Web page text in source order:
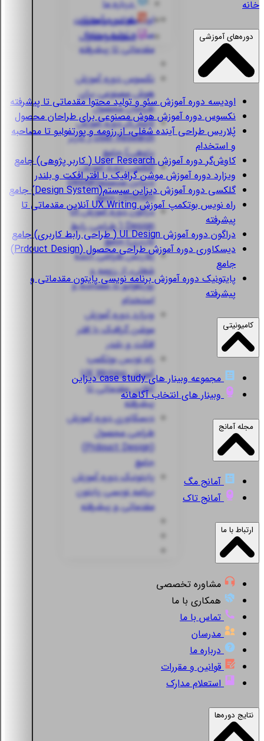
اودیسهدوره آموزش
سئو و تولید محتوا
مقدماتی تا پیشرفته
نکسوسدوره آموزش
هوش مصنوعی برای
طراحان محصول
کاوش‌گردوره آموزش
User Research ( کاربر
پژوهی) جامع
گلکسیدوره آموزش
دیزاین سیستم(Design
System) جامع
دراگون
دوره آموزش UI
Design ( طراحی رابط
کاربری) جامع
پُلاریسطراحی آینده
شغلی، از رزومه و
پورتفولیو تا مصاحبه و
استخدام
ویزارددوره آموزش
موشن گرافیک با افتر
افکت و بلندر
راه نویسبوتکمپ
آموزش UX Writing
آنلاین مقدماتی تا
پیشرفته
دیسکاوریدوره آموزش
طراحی محصول
جامع
پایتونیکدوره آموزش
برنامه نویسی پایتون
مقدماتی و پیشرفته
درباره ما
قوانین و مقررات
استعلام مدارک
خانه
دوره‌های آموزشی
اودیسهدوره آموزش سئو و تولید محتوا مقدماتی تا پیشرفته
نکسوسدوره آموزش هوش مصنوعی برای طراحان محصول
پُلاریسطراحی آینده شغلی، از رزومه و پورتفولیو تا مصاحبه
و استخدام
کاوش‌گردوره آموزش User Research ( کاربر پژوهی) جامع
ویزارددوره آموزش موشن گرافیک با افتر افکت و بلندر
گلکسیدوره آموزش دیزاین سیستم(Design System) جامع
راه نویس
بوتکمپ آموزش UX Writing آنلاین مقدماتی تا
پیشرفته
دراگوندوره آموزش UI Design ( طراحی رابط کاربری) جامع
دیسکاوری
دوره آموزش طراحی محصول (Prdouct Design)
جامع
پایتونیکدوره آموزش برنامه نویسی پایتون مقدماتی و
پیشرفته
کامیونیتی
مجموعه وبینار های case study دیزاین
وبینار های انتخاب آگاهانه
مجله آمانج
آمانج مگ
آمانج تاک
ارتباط با ما
مشاوره تخصصی
همکاری با ما
تماس با ما
مدرسان
درباره ما
قوانین و مقررات
استعلام مدارک
نتایج دوره‌ها